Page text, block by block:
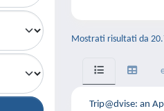
Mostrati risultati da
Trip@dvise: an